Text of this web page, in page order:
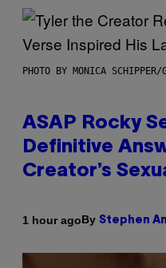
PHOTO BY MONICA SCHIPPER/
ASAP Rocky
Definitive
Creator’s
1 hour agoBy Stephen